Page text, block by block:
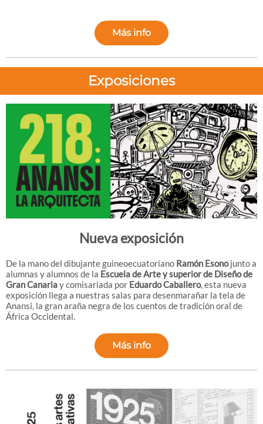
Más info
Exposiciones
Nueva exposición
De la mano del dibujante guineoecuatoriano Ramón Esonojunto a
alumnas y alumnos de la Escuela de Arte y superior de Diseño de
Gran Canariay comisariada por Eduardo Caballero, esta nueva
exposición llega a nuestras salas para desenmarañar la tela de
Anansi, la gran araña negra de los cuentos de tradición oral de
África Occidental.
Más info